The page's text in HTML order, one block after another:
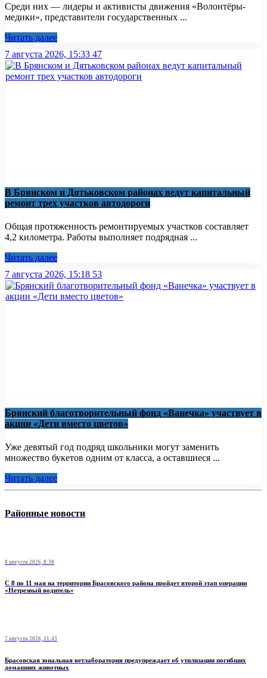
Среди них — лидеры и активисты движения «Волонтёры-
медики», представители государственных ...
Читать далее
7 августа 2026, 15:33 47
В Брянском и Дятьковском районах ведут капитальный
ремонт трех участков автодороги
Общая протяженность ремонтируемых участков составляет
4,2 километра. Работы выполняет подрядная ...
Читать далее
7 августа 2026, 15:18 53
Брянский благотворительный фонд «Ванечка» участвует в
акции «Дети вместо цветов»
Уже девятый год подряд школьники могут заменить
множество букетов одним от класса, а оставшиеся ...
Читать далее
Районные новости
8 августа 2026, 8:30
С 8 по 11 мая на территории Брасовского района пройдет второй этап операции
«Нетрезвый водитель»
7 августа 2026, 11:43
Брасовская зональная ветлаборатория предупреждает об утилизации погибших
домашних животных